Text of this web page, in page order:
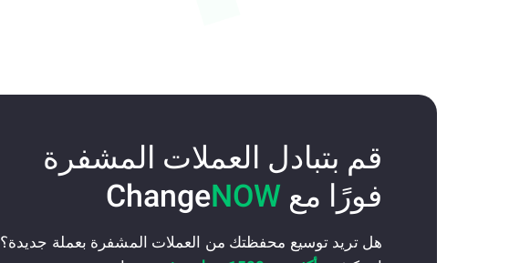
قم بتبادل العملات المشفرة
فورًا مع Change NOW
هل تريد توسيع محفظتك من العملات المشفرة بعملة جديدة؟